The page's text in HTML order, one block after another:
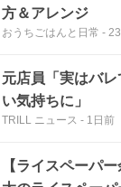
方＆アレンジ
おうちごはんと日常 -
元店員「実はバ
い気持ちに」
TRILL ニュース - 1日前
【ライスペーパ